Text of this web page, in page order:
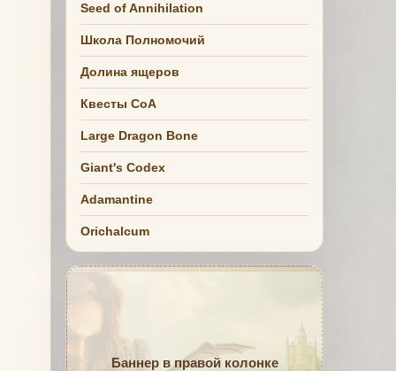
Seed of Annihilation
Школа Полномочий
Долина ящеров
Квесты СоА
Large Dragon Bone
Giant's Codex
Adamantine
Orichalcum
Баннер в правой колонке